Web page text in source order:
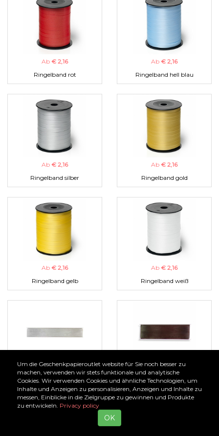
Ab € 2,16
Ringelband rot
Ab € 2,16
Ringelband hell blau
Ab € 2,16
Ringelband silber
Ab € 2,16
Ringelband gold
Ab € 2,16
Ringelband gelb
Ab € 2,16
Ringelband weiß
Ab€ 1,00
Organzaband silber
Ab€ 1,00
Organzaband braun
Um die Geschenkpapieroutlet website für Sie noch besser zu
machen, verwenden wir stets funktionale und analytische
Cookies. Wir verwenden Cookies und ähnliche Technologien, um
Inhalte und Anzeigen zu personalisieren, Anzeigen und Inhalte zu
messen, Einblicke in die Zielgruppe zu gewinnen und Produkte
zu entwickeln. Privacy policy
OK